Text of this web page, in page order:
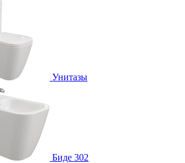
Унитазы
Биде 302